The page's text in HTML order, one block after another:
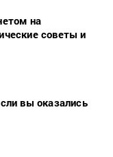
на
советы и
вы оказались